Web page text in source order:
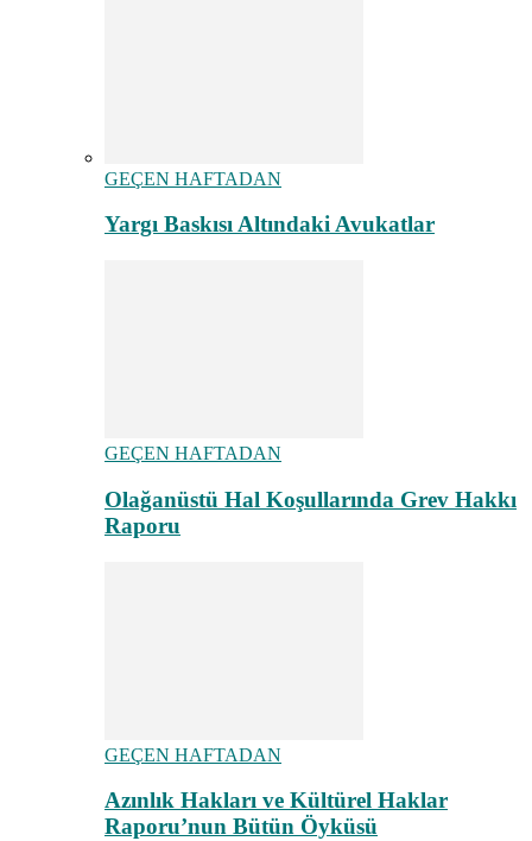
GEÇEN HAFTADAN
Yargı Baskısı Altındaki Avukatlar
GEÇEN HAFTADAN
Olağanüstü Hal Koşullarında Grev Hakkı
Raporu
GEÇEN HAFTADAN
Azınlık Hakları ve Kültürel Haklar
Raporu’nun Bütün Öyküsü